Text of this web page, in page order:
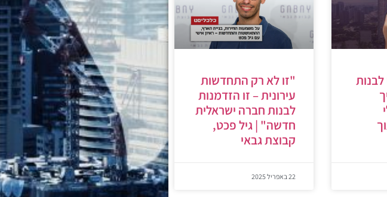
לבנות
"זו לא רק התחדשות
עירונית – זו הזדמנות
לבנות חברה ישראלית
חדשה" | גיל פכט,
קבוצת גבאי
22 באפריל 2025